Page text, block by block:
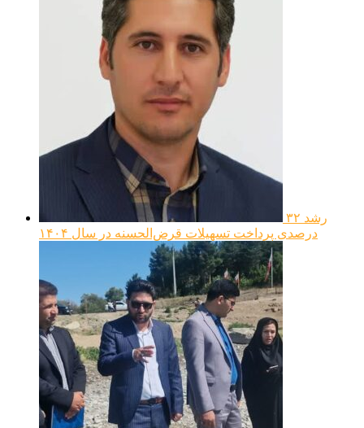
درصدی پرداخت تسهیلات قرض‌الحسنه در سال ۱۴۰۴